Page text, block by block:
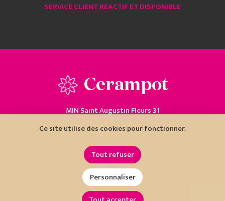
SERVICE CLIENT RÉACTIF ET DISPONIBLE
Cerampot
MIN Saint Augustin Fleurs 31
04 93 18 80 10
Ce site utilise des cookies pour fonctionner.
Tout refuser
Personnaliser